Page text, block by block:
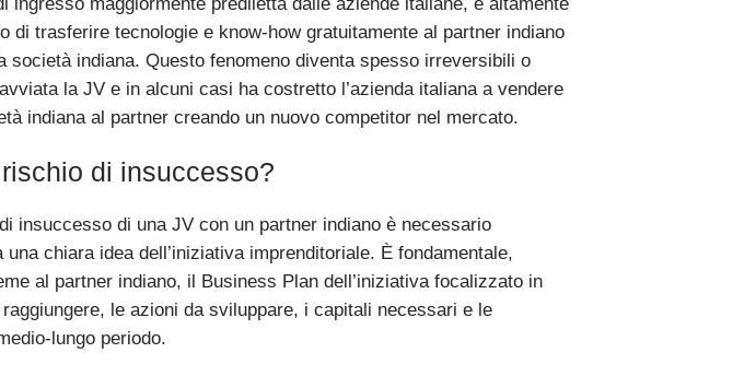
ingresso maggiormente prediletta dalle aziende italiane, è altamente
di trasferire tecnologie e know-how gratuitamente al partner indiano
società indiana. Questo fenomeno diventa spesso irreversibili o
la JV e in alcuni casi ha costretto l’azienda italiana a vendere
indiana al partner creando un nuovo competitor nel mercato.
di insuccesso?
insuccesso di una JV con un partner indiano è necessario
chiara idea dell’iniziativa imprenditoriale. È fondamentale,
al partner indiano, il Business Plan dell’iniziativa focalizzato in
le azioni da sviluppare, i capitali necessari e le
lungo periodo.